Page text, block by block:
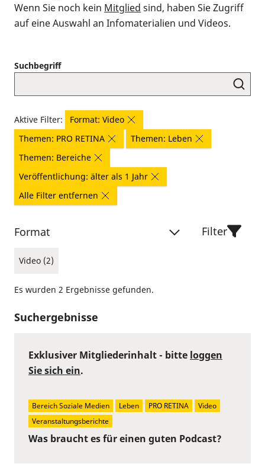
Wenn Sie noch kein Mitglied sind, haben Sie Zugriff
auf eine Auswahl an Infomaterialien und Videos.
Suchbegriff
Aktive Filter:
Format: Video
Themen: PRO RETINA
Themen: Leben
Themen: Bereiche
Veröffentlichung: älter als 1 Jahr
Alle Filter entfernen
Format
Video (2)
Filter
Es wurden 2 Ergebnisse gefunden.
Suchergebnisse
Was braucht es für einen guten Podcast?
Exklusiver Mitgliederinhalt - bitte loggen
Sie sich ein.
Bereich Soziale Medien Leben PRO RETINA
Video
Veranstaltungsberichte